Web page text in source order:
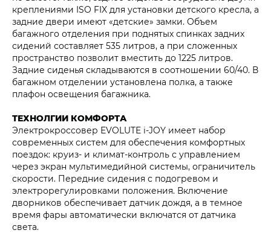
креплениями ISO FIX для установки детского кресла, а
задние двери имеют «детские» замки. Объем
багажного отделения при поднятых спинках задних
сидений составляет 535 литров, а при сложенных
пространство позволит вместить до 1225 литров.
Задние сиденья складываются в соотношении 60/40. В
багажном отделении установлена полка, а также
плафон освещения багажника.
ТЕХНОЛГИИ КОМФОРТА
Электрокроссовер EVOLUTE i‑JOY имеет набор
современных систем для обеспечения комфортных
поездок: круиз- и климат-контроль с управлением
через экран мультимедийной системы, ограничитель
скорости. Передние сидения с подогревом и
электрорегулировками положения. Включение
дворников обеспечивает датчик дождя, а в темное
время фары автоматически включатся от датчика
света.